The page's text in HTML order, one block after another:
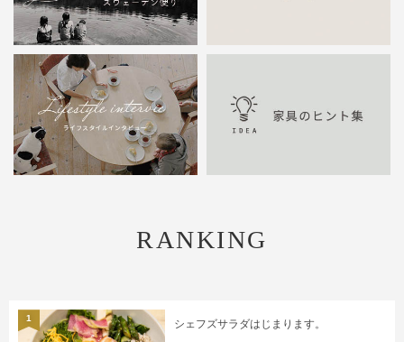
RANKING
シェフズサラダはじまります。
1